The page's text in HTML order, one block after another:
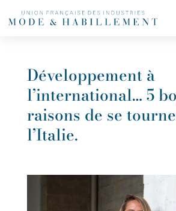
Développement à
l’international… 5
raisons de se
l’Italie.